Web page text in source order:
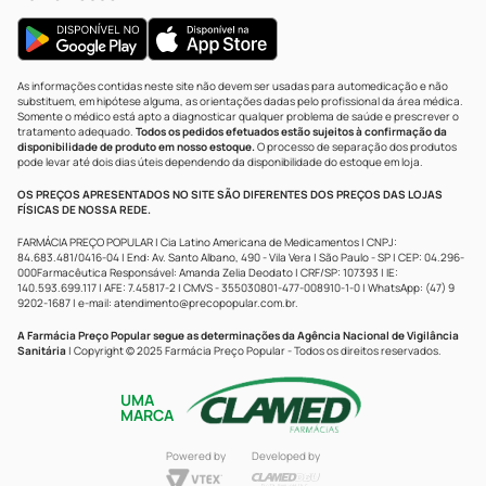
As informações contidas neste site não devem ser usadas para automedicação e não
substituem, em hipótese alguma, as orientações dadas pelo profissional da área médica.
Somente o médico está apto a diagnosticar qualquer problema de saúde e prescrever o
tratamento adequado. Todos os pedidos efetuados estão sujeitos à confirmação da
disponibilidade de produto em nosso estoque.O processo de separação dos produtos
pode levar até dois dias úteis dependendo da disponibilidade do estoque em loja.
OS PREÇOS APRESENTADOS NO SITE SÃO DIFERENTES DOS PREÇOS DAS LOJAS
FÍSICAS DE NOSSA REDE.
FARMÁCIA PREÇO POPULAR | Cia Latino Americana de Medicamentos | CNPJ:
84.683.481/0416-04 | End: Av. Santo Albano, 490 - Vila Vera | São Paulo - SP | CEP: 04.296-
000Farmacêutica Responsável: Amanda Zelia Deodato | CRF/SP: 107393 | IE:
140.593.699.117 | AFE: 7.45817-2 | CMVS - 355030801-477-008910-1-0 | WhatsApp: (47) 9
9202-1687 | e-mail: atendimento@precopopular.com.br.
A Farmácia Preço Popular segue as determinações da Agência Nacional de Vigilância
Sanitária | Copyright © 2025 Farmácia Preço Popular - Todos os direitos reservados.
UMA
MARCA
Powered by Developed by